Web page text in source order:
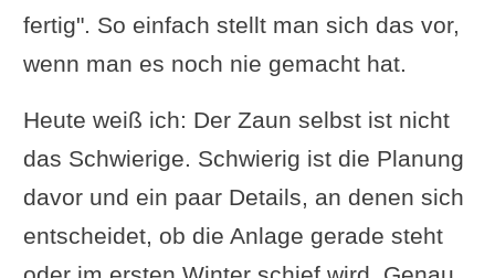
fertig". So einfach stellt man sich das vor,
wenn man es noch nie gemacht hat.
Heute weiß ich: Der Zaun selbst ist nicht
das Schwierige. Schwierig ist die Planung
davor und ein paar Details, an denen sich
entscheidet, ob die Anlage gerade steht